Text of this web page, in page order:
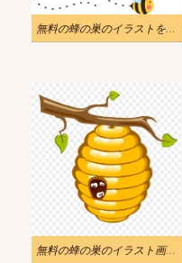
無料の蜂の巣のイラストをダウンロード
無料の蜂の巣のイラスト画像 4